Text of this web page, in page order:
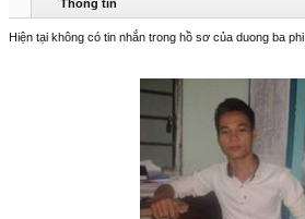
Thông tin
Hiện tại không có tin nhắn trong hồ sơ của duong ba phi.